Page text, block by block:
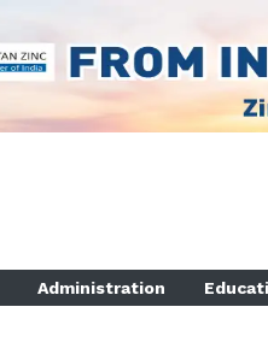
Administration